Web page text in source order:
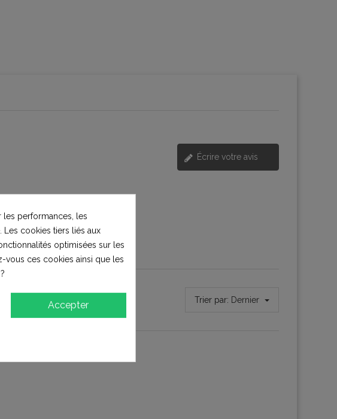
Écrire votre avis
Trier par: Dernier
performances, les
cookies tiers liés aux
optimisées sur les
vous ces cookies ainsi que les
Accepter